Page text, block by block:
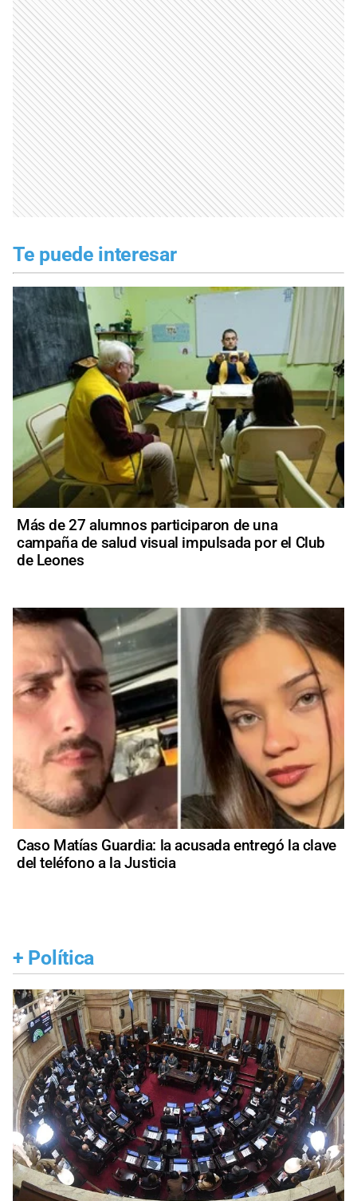
Te puede interesar
Más de 27 alumnos participaron de una
campaña de salud visual impulsada por el Club
de Leones
Caso Matías Guardia: la acusada entregó la clave
del teléfono a la Justicia
+ Política